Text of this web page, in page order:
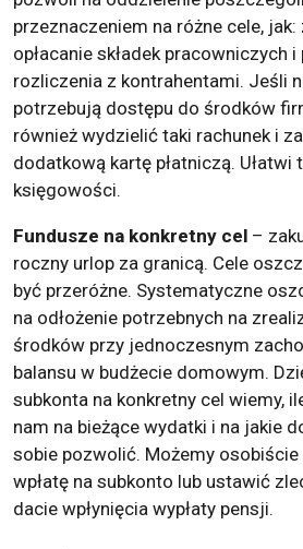
przeznaczeniem na różne cele, jak:
opłacanie składek pracowniczych
rozliczenia z kontrahentami. Jeśli
potrzebują dostępu do środków
również wydzielić taki rachunek i
dodatkową kartę płatniczą. Ułatwi
księgowości.
Fundusze na konkretny cel –
roczny urlop za granicą. Cele
być przeróżne. Systematyczne
na odłożenie potrzebnych na
środków przy jednoczesnym
balansu w budżecie domowym.
subkonta na konkretny cel wiemy,
nam na bieżące wydatki i na jakie
sobie pozwolić. Możemy
wpłatę na subkonto lub ustawić
dacie wpłynięcia wypłaty pensji.